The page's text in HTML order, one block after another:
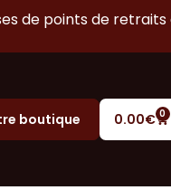
de points de
boutique 0.00€ 0